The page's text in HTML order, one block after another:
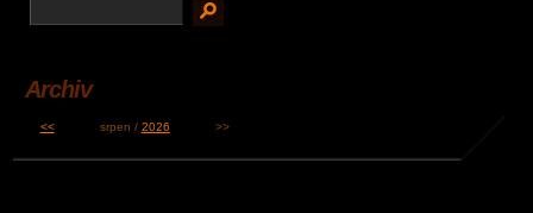
Archiv
<< srpen / 2026 >>